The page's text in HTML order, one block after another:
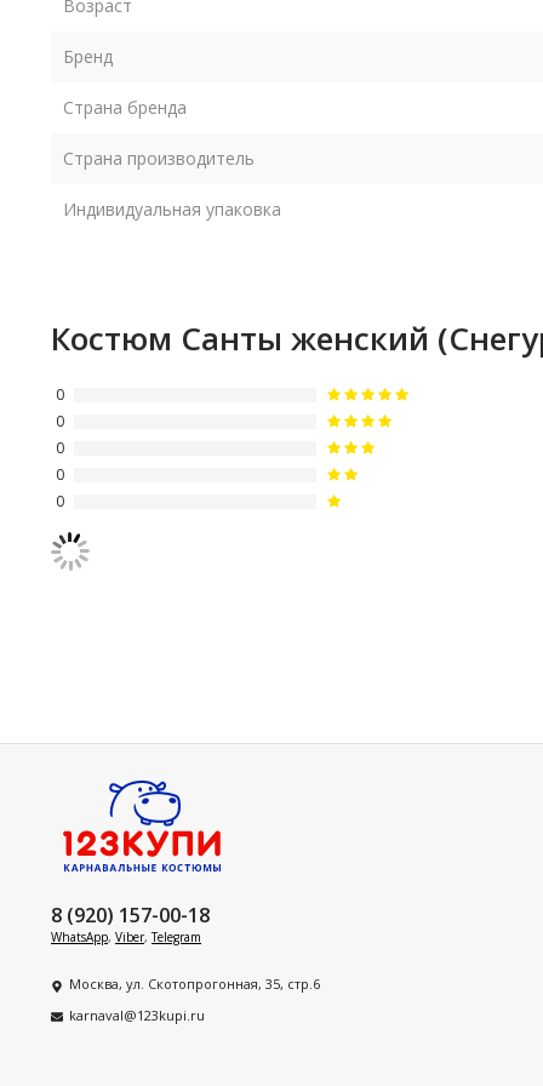
Возраст
Бренд
Страна бренда
Страна производитель
Индивидуальная упаковка
Костюм Санты женский
0
0
0
0
0
8 (920) 157-00-18
WhatsApp, Viber,Telegram
Москва, ул. Скотопрогонная, 35, стр.6
karnaval@123kupi.ru